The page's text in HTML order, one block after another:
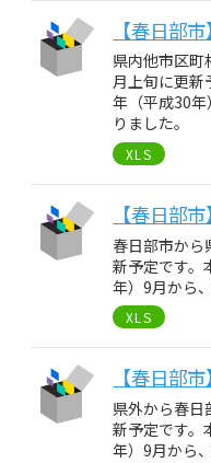
【春日部
県内他市区町
月上旬に更新
年（平成30
りました。
XLS
【春日部
春日部市から
新予定です。
年）9月から
XLS
【春日部
県外から春日
新予定です。
年）9月から